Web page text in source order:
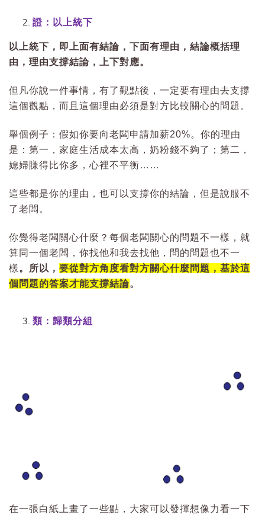
證：以上統下
以上統下，即上面有結論，下面有理由，結論概括理
由，理由支撐結論，上下對應。
但凡你說一件事情，有了觀點後，一定要有理由去支撐
這個觀點，而且這個理由必須是對方比較關心的問題。
舉個例子：假如你要向老闆申請加薪20%。你的理由
是：第一，家庭生活成本太高，奶粉錢不夠了；第二，
媳婦賺得比你多，心裡不平衡……
這些都是你的理由，也可以支撐你的結論，但是說服不
了老闆。
你覺得老闆關心什麼？每個老闆關心的問題不一樣，就
算同一個老闆，你找他和我去找他，問的問題也不一
樣。所以， 要從對方角度看對方關心什麼問題，基於這
個問題的答案才能支撐結論。
類：歸類分組
在一張白紙上畫了一些點，大家可以發揮想像力看一下